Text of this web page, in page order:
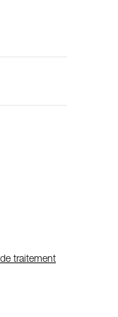
traitement